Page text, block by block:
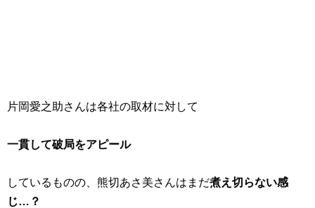
片岡愛之助さんは各社の取材に対して
一貫して破局をアピール
しているものの、熊切あさ美さんはまだ煮え切らない感
じ…？